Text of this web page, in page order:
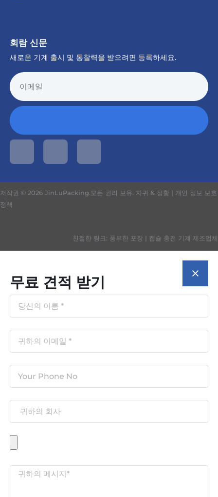
회람 신문
새로운 기계 출시 및 통찰력을 받으려면 등록하세요.
저작권 © 2026 JinLuPacking.모든 권리 보유. 자귀 & 정황 | 개인 정보 보호
정책
친절한 링크: 풍부한 포장 | 캡슐 충전 기계 제조업체
무료 견적 받기